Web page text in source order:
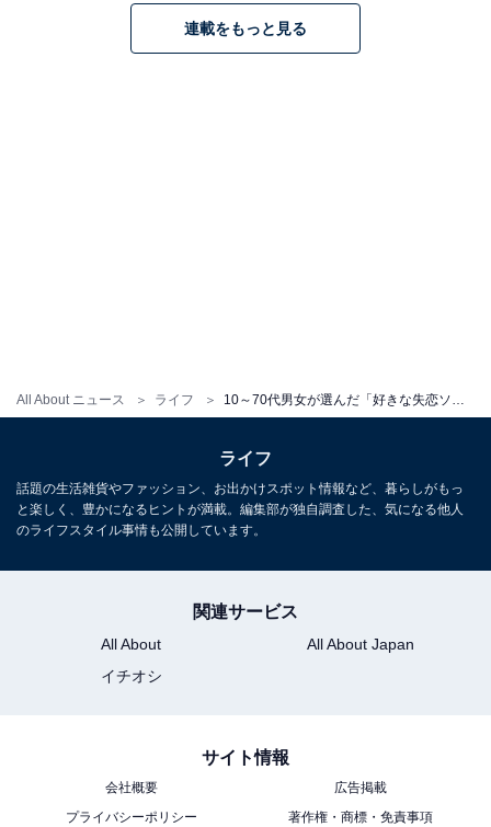
All About ニュース ライフ
楽曲でもあります。
回答者からは「つい口ずさんでしまうメロディー」「切
ない声が染みる」「力強い歌声が好き」「共感ができ
る」「自分の失恋そのもの」などのコメントが寄せられ
ました。
高校生が「今一番好きなアーティスト」ランキング！
連載をもっと見る
ライフ
話題の生活雑貨やファッション、お出かけスポット情報など、暮らしがもっ
と楽しく、豊かになるヒントが満載。編集部が独自調査した、気になる他人
のライフスタイル事情も公開しています。
関連サービス
All About
All About Japan
イチオシ
サイト情報
会社概要
広告掲載
プライバシーポリシー
著作権・商標・免責事項